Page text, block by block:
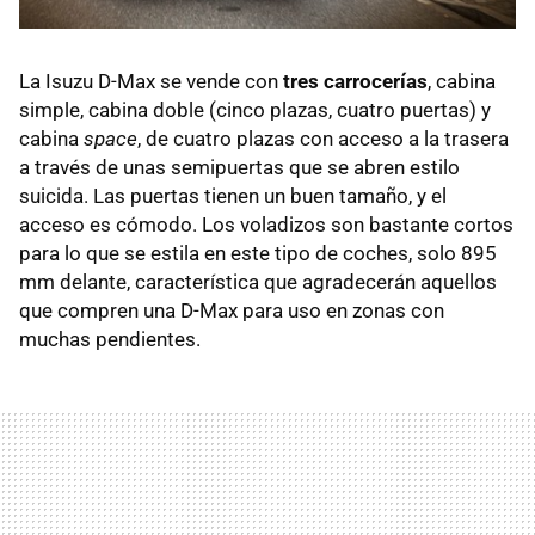
La Isuzu D-Max se vende con tres carrocerías, cabina
simple, cabina doble (cinco plazas, cuatro puertas) y
cabina space, de cuatro plazas con acceso a la trasera
a través de unas semipuertas que se abren estilo
suicida. Las puertas tienen un buen tamaño, y el
acceso es cómodo. Los voladizos son bastante cortos
para lo que se estila en este tipo de coches, solo 895
mm delante, característica que agradecerán aquellos
que compren una D-Max para uso en zonas con
muchas pendientes.